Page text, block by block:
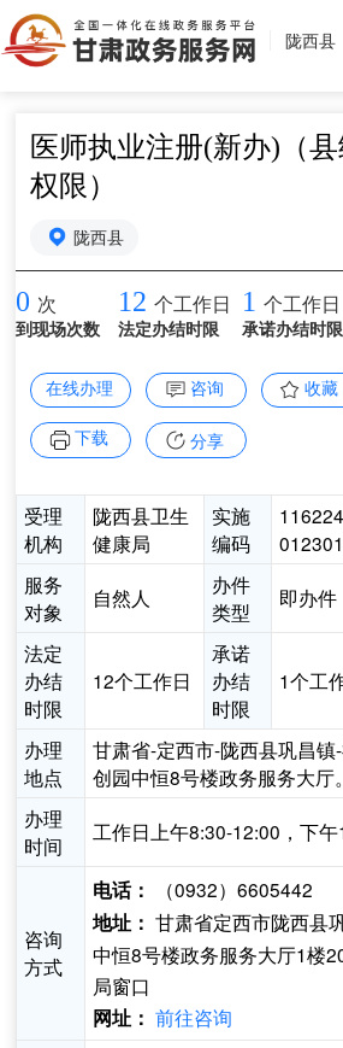
陇西县
医师执业注册(新办)（
权限）
陇西县
0 次
到现场次数
12 个工作日
法定办结时限
1 个工作日
承诺办结时限
在线办理 咨询 收藏
下载 分享
受理
机构
陇西县卫生
健康局
实施
编码
服务
对象
自然人
办件
类型
即办件
法定
办结
时限
12个工作日
承诺
办结
时限
1个工
办理
地点
甘肃省-定西市-陇西县巩昌镇
创园中恒8号楼政务服务大厅。
办理
时间
工作日上午8:30-12:00，下
咨询
方式
电话：
（0932）6605442
地址： 甘肃省定西市陇西县
中恒8号楼政务服务大厅1楼
局窗口
网址： 前往咨询